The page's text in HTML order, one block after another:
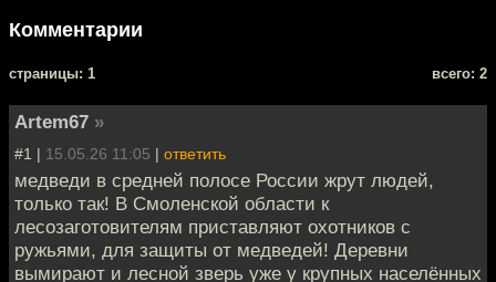
Комментарии
cтраницы: 1 всего: 2
Artem67 »
#1 | 15.05.26 11:05 | ответить
медведи в средней полосе России жрут людей,
только так! В Смоленской области к
лесозаготовителям приставляют охотников с
ружьями, для защиты от медведей! Деревни
вымирают и лесной зверь уже у крупных населённых